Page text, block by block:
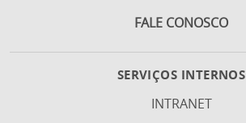
FALE CONOSCO
SERVIÇOS INTERNOS
INTRANET